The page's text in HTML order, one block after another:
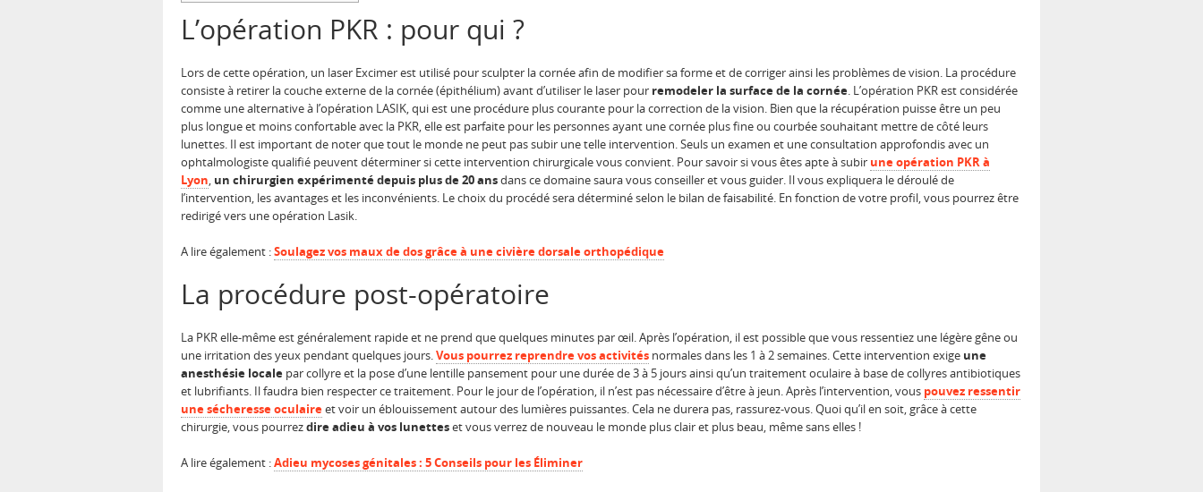
L’opération PKR : pour qui ?
Lors de cette opération, un laser Excimer est utilisé pour sculpter la cornée afin de modifier sa forme et de corriger ainsi les problèmes de vision. La procédure
consiste à retirer la couche externe de la cornée (épithélium) avant d’utiliser le laser pour remodeler la surface de la cornée. L’opération PKR est considérée
comme une alternative à l’opération LASIK, qui est une procédure plus courante pour la correction de la vision. Bien que la récupération puisse être un peu
plus longue et moins confortable avec la PKR, elle est parfaite pour les personnes ayant une cornée plus fine ou courbée souhaitant mettre de côté leurs
lunettes. Il est important de noter que tout le monde ne peut pas subir une telle intervention. Seuls un examen et une consultation approfondis avec un
ophtalmologiste qualifié peuvent déterminer si cette intervention chirurgicale vous convient. Pour savoir si vous êtes apte à subir une opération PKR à
Lyon, un chirurgien expérimenté depuis plus de 20 ansdans ce domaine saura vous conseiller et vous guider. Il vous expliquera le déroulé de
l’intervention, les avantages et les inconvénients. Le choix du procédé sera déterminé selon le bilan de faisabilité. En fonction de votre profil, vous pourrez être
redirigé vers une opération Lasik.
A lire également :Soulagez vos maux de dos grâce à une civière dorsale orthopédique
La procédure post-opératoire
La PKR elle-même est généralement rapide et ne prend que quelques minutes par œil. Après l’opération, il est possible que vous ressentiez une légère gêne ou
une irritation des yeux pendant quelques jours.Vous pourrez reprendre vos activités normales dans les 1 à 2 semaines. Cette intervention exige une
anesthésie locale par collyre et la pose d’une lentille pansement pour une durée de 3 à 5 jours ainsi qu’un traitement oculaire à base de collyres antibiotiques
et lubrifiants. Il faudra bien respecter ce traitement. Pour le jour de l’opération, il n’est pas nécessaire d’être à jeun. Après l’intervention, vous pouvez ressentir
une sécheresse oculaireet voir un éblouissement autour des lumières puissantes. Cela ne durera pas, rassurez-vous. Quoi qu’il en soit, grâce à cette
chirurgie, vous pourrezdire adieu à vos lunetteset vous verrez de nouveau le monde plus clair et plus beau, même sans elles !
A lire également :Adieu mycoses génitales : 5 Conseils pour les Éliminer